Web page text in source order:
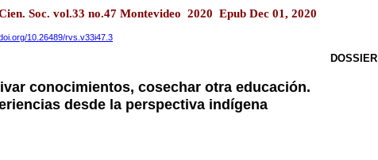
Soc. vol.33 no.47 Montevideo 2020 Epub Dec 01, 2020
10.26489/rvs.v33i47.3
DOSSIER
conocimientos, cosechar otra educación.
desde la perspectiva indígena